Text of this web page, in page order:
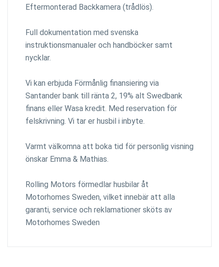
Eftermonterad Backkamera (trådlös).
Full dokumentation med svenska
instruktionsmanualer och handböcker samt
nycklar.
Vi kan erbjuda Förmånlig finansiering via
Santander bank till ränta 2, 19% alt Swedbank
finans eller Wasa kredit. Med reservation för
felskrivning. Vi tar er husbil i inbyte.
Varmt välkomna att boka tid för personlig visning
önskar Emma & Mathias.
Rolling Motors förmedlar husbilar åt
Motorhomes Sweden, vilket innebär att alla
garanti, service och reklamationer sköts av
Motorhomes Sweden